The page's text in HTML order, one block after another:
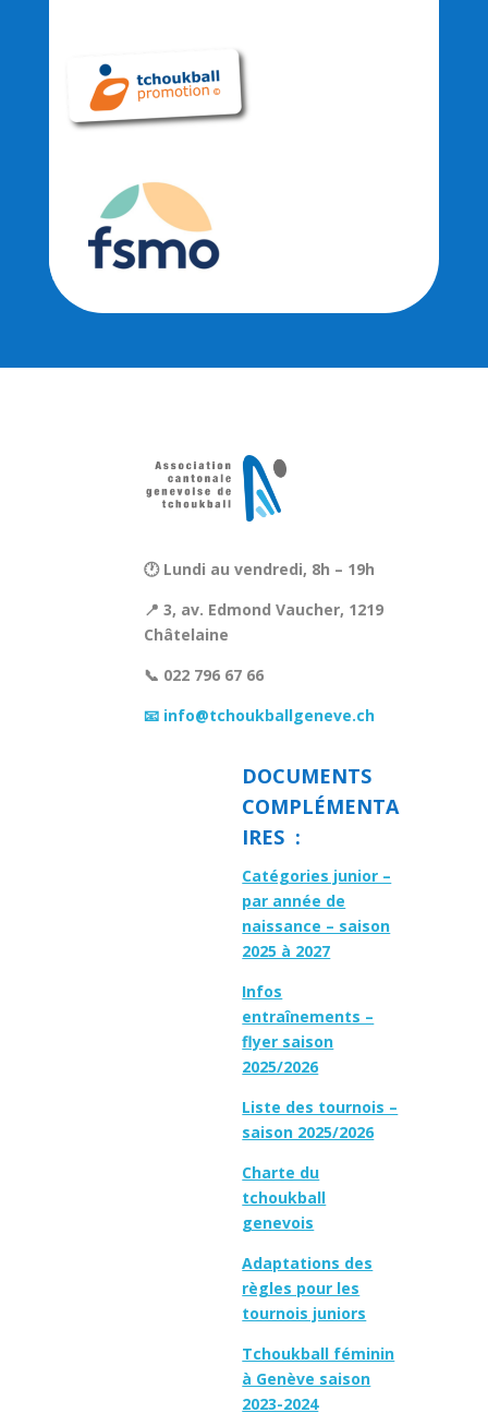
🕐 Lundi au vendredi, 8h – 19h
📍 3, av. Edmond Vaucher, 1219
Châtelaine
📞 022 796 67 66
📧 info@tchoukballgeneve.ch
DOCUMENTS
COMPLÉMENTA
IRES :
Catégories junior –
par année de
naissance – saison
2025 à 2027
Infos
entraînements –
flyer saison
2025/2026
Liste des tournois –
saison 2025/2026
Charte du
tchoukball
genevois
Adaptations des
règles pour les
tournois juniors
Tchoukball féminin
à Genève saison
2023-2024